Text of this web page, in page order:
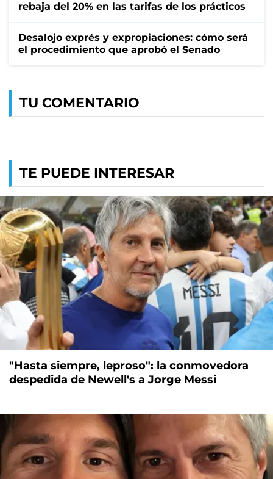
rebaja del 20% en las tarifas de los prácticos
Desalojo exprés y expropiaciones: cómo será
el procedimiento que aprobó el Senado
TU COMENTARIO
TE PUEDE INTERESAR
"Hasta siempre, leproso": la conmovedora
despedida de Newell's a Jorge Messi